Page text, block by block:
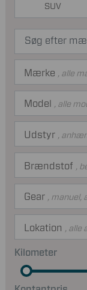
SUV
Kilometer
Mærke , alle
Model , alle
Brændstof ,
Gear , manuel,
Udstyr ,
Lokation , alle